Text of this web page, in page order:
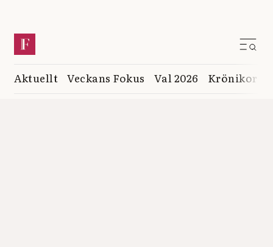
Aktuellt Veckans Fokus Val 2026 Krönikor